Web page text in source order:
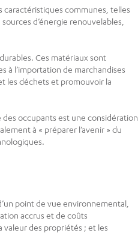
communes, telles
d’énergie renouvelables,
Ces matériaux sont
à l’importation de marchandises
les déchets et promouvoir la
des occupants est une considération
à « préparer l’avenir » du
point de vue environnemental,
accrus et de coûts
valeur des propriétés ; et les